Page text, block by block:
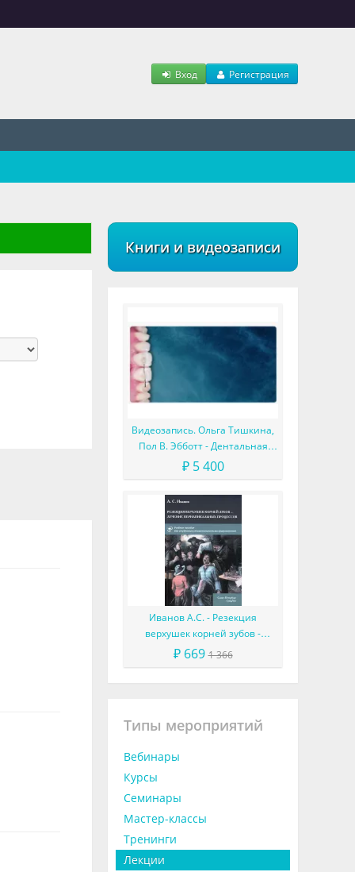
Вход Регистрация
Книги и видеозаписи
Видеозапись. Ольга Тишкина,
Пол В. Эбботт - Дентальная
травма без драмы
₽ 5 400
Иванов А.С. - Резекция
верхушек корней зубов -
лечение периапикальных
₽ 6691 366
Типы мероприятий
Вебинары
Курсы
Семинары
Мастер-классы
Тренинги
Лекции